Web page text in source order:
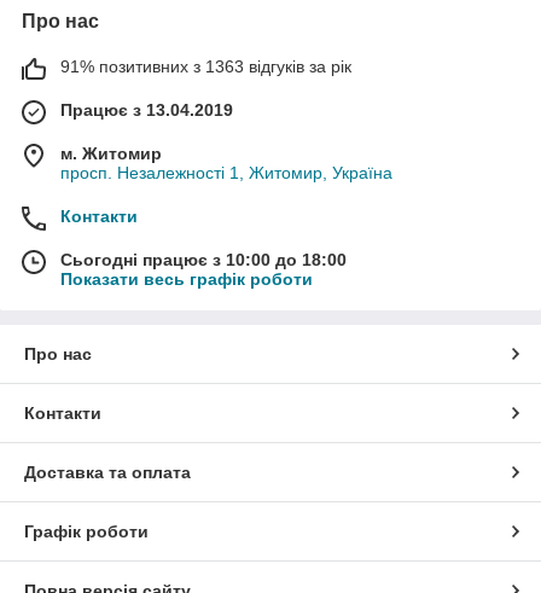
Про нас
91% позитивних з 1363 відгуків за рік
Працює з 13.04.2019
м. Житомир
просп. Незалежності 1, Житомир, Україна
Контакти
Сьогодні працює з 10:00 до 18:00
Показати весь графік роботи
Про нас
Контакти
Доставка та оплата
Графік роботи